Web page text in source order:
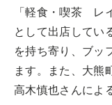
「軽食・喫茶 レ
として出店してい
を持ち寄り、ブッ
ます。また、大熊
高木慎也さんによ